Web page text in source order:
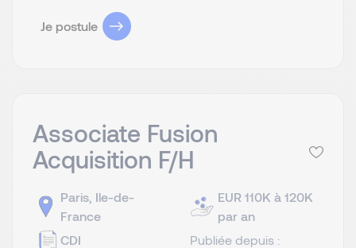
Je postule
Associate Fusion
Acquisition F/H
Paris, Ile-de-
France
CDI
EUR 110K à 120K
par an
Publiée depuis :